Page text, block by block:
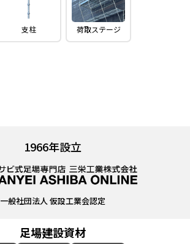
支柱 荷取ステージ
1966年設立
一般社団法人 仮設工業会認定
足場建設資材